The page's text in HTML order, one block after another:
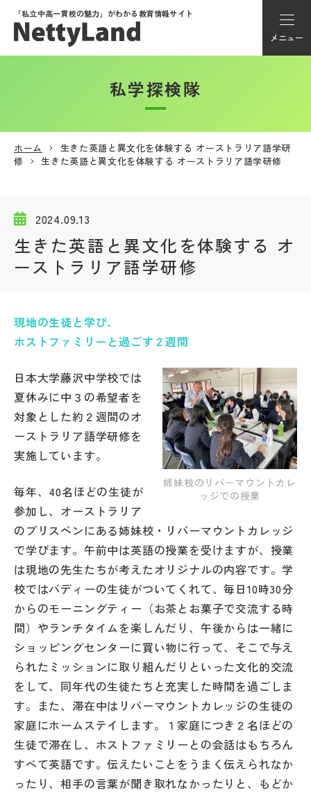
「私立中高一貫校の魅力」がわかる教育情報サイト
メニュー
アカウント登録
メニュー
学校動画
帰国生受験情報
説明会・イベント情報
よみもの
学校からのお知らせ
学校HP最新情報
特集
NettyLandかわら版
その他
お問い合わせ
個人情報保護方針
サイトマップ
私学探検隊
ホーム
生きた英語と異文化を体験する オーストラリア語学研
修
生きた英語と異文化を体験する オーストラリア語学研修
2024.09.13
生きた英語と異文化を体験する オ
ーストラリア語学研修
現地の生徒と学び、
ホストファミリーと過ごす２週間
姉妹校のリバーマウントカレ
ッジでの授業
日本大学藤沢中学校では
夏休みに中３の希望者を
対象とした約２週間のオ
ーストラリア語学研修を
実施しています。
毎年、40名ほどの生徒が
参加し、オーストラリア
のブリスベンにある姉妹校・リバーマウントカレッジ
で学びます。午前中は英語の授業を受けますが、授業
は現地の先生たちが考えたオリジナルの内容です。学
校ではバディーの生徒がついてくれて、毎日10時30分
からのモーニングティー（お茶とお菓子で交流する時
間）やランチタイムを楽しんだり、午後からは一緒に
ショッピングセンターに買い物に行って、そこで与え
られたミッションに取り組んだりといった文化的交流
をして、同年代の生徒たちと充実した時間を過ごしま
す。また、滞在中はリバーマウントカレッジの生徒の
家庭にホームステイします。１家庭につき２名ほどの
生徒で滞在し、ホストファミリーとの会話はもちろん
すべて英語です。伝えたいことをうまく伝えられなか
ったり、相手の言葉が聞き取れなかったりと、もどか